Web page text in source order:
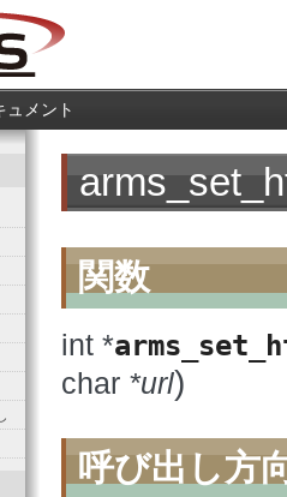
ュメント
関数
int *
char *url)
呼び出し方